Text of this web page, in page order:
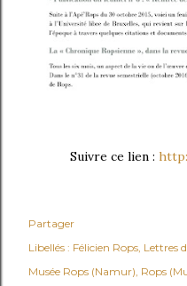
Suivre ce lien :
Partager
Libellés : Félicien Rops Lettres
Musée Rops (Namur) Rops